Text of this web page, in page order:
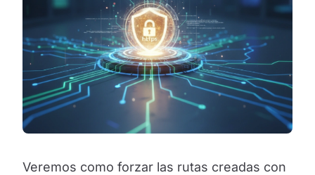
Veremos como forzar las rutas creadas con